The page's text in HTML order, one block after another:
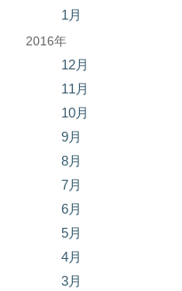
1月
2016年
12月
11月
10月
9月
8月
7月
6月
5月
4月
3月